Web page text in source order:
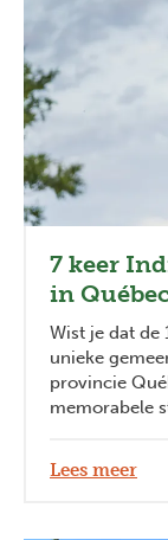
7 keer
in
Wist je dat de
unieke
provincie
memorabele
waardevolle
Lees meer